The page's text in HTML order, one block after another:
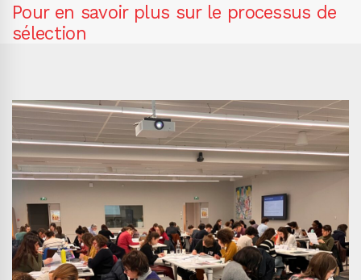
Pour en savoir plus sur le processus de
sélection